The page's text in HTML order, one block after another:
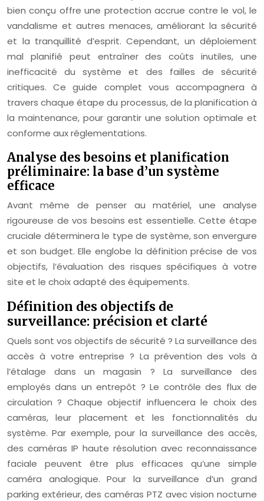
bien conçu offre une protection accrue contre le vol, le
vandalisme et autres menaces, améliorant la sécurité
et la tranquillité d’esprit. Cependant, un déploiement
mal planifié peut entraîner des coûts inutiles, une
inefficacité du système et des failles de sécurité
critiques. Ce guide complet vous accompagnera à
travers chaque étape du processus, de la planification à
la maintenance, pour garantir une solution optimale et
conforme aux réglementations.
Analyse des besoins et planification
préliminaire: la base d’un système
efficace
Avant même de penser au matériel, une analyse
rigoureuse de vos besoins est essentielle. Cette étape
cruciale déterminera le type de système, son envergure
et son budget. Elle englobe la définition précise de vos
objectifs, l’évaluation des risques spécifiques à votre
site et le choix adapté des équipements.
Définition des objectifs de
surveillance: précision et clarté
Quels sont vos objectifs de sécurité ? La surveillance des
accès à votre entreprise ? La prévention des vols à
l’étalage dans un magasin ? La surveillance des
employés dans un entrepôt ? Le contrôle des flux de
circulation ? Chaque objectif influencera le choix des
caméras, leur placement et les fonctionnalités du
système. Par exemple, pour la surveillance des accès,
des caméras IP haute résolution avec reconnaissance
faciale peuvent être plus efficaces qu’une simple
caméra analogique. Pour la surveillance d’un grand
parking extérieur, des caméras PTZ avec vision nocturne